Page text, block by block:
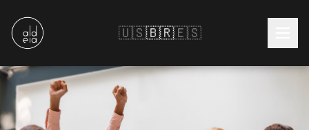
🇺🇸🇧🇷🇪🇸